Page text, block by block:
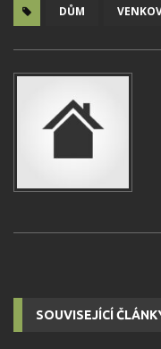
DŮM
SOUVISEJÍCÍ